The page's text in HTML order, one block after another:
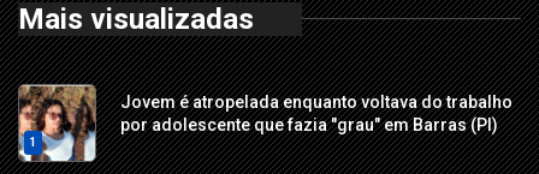
Mais visualizadas
1
Jovem é atropelada enquanto voltava do trabalho
por adolescente que fazia "grau" em Barras (PI)